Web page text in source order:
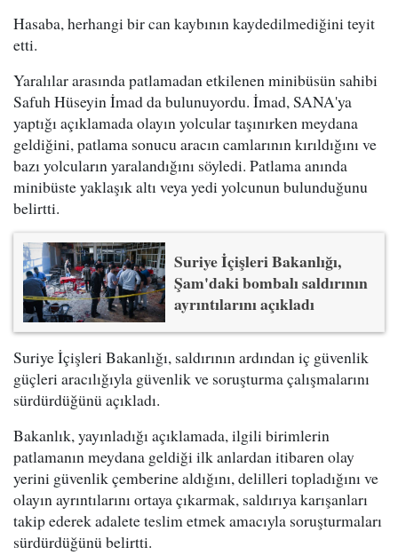
Hasaba, herhangi bir can kaybının kaydedilmediğini teyit
etti.
Yaralılar arasında patlamadan etkilenen minibüsün sahibi
Safuh Hüseyin İmad da bulunuyordu. İmad, SANA'ya
yaptığı açıklamada olayın yolcular taşınırken meydana
geldiğini, patlama sonucu aracın camlarının kırıldığını ve
bazı yolcuların yaralandığını söyledi. Patlama anında
minibüste yaklaşık altı veya yedi yolcunun bulunduğunu
belirtti.
Suriye İçişleri Bakanlığı,
Şam'daki bombalı saldırının
ayrıntılarını açıkladı
Suriye İçişleri Bakanlığı, saldırının ardından iç güvenlik
güçleri aracılığıyla güvenlik ve soruşturma çalışmalarını
sürdürdüğünü açıkladı.
Bakanlık, yayınladığı açıklamada, ilgili birimlerin
patlamanın meydana geldiği ilk anlardan itibaren olay
yerini güvenlik çemberine aldığını, delilleri topladığını ve
olayın ayrıntılarını ortaya çıkarmak, saldırıya karışanları
takip ederek adalete teslim etmek amacıyla soruşturmaları
sürdürdüğünü belirtti.